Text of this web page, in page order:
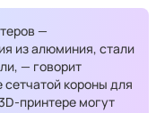
—
из алюминия, стали
— говорит
короны для
принтере могут